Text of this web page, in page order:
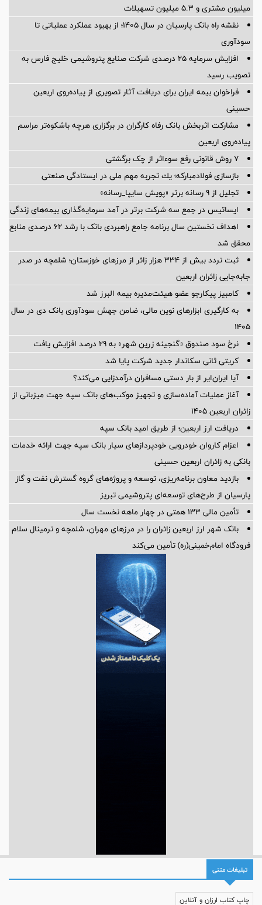
میلیون مشتری و ۵.۳ میلیون تسهیلات
نقشه راه بانک پارسیان در سال ۱۴۰۵؛ از بهبود عملکرد عملیاتی تا
سودآوری
افزایش سرمایه ۲۵ درصدی شرکت صنایع پتروشیمی خلیج فارس به
تصویب رسید
فراخوان بیمه ایران برای دریافت آثار تصویری از پیاده‌روی اربعین
حسینی
مشارکت اثربخش بانک رفاه کارگران در برگزاری هرچه باشکوه‌تر مراسم
پیاده‌روی اربعین
۷ روش قانونی رفع سوء‌اثر از چک برگشتی
بازسازی فولادمباركه؛ یك تجربه مهم ملی در ایستادگی صنعتی
تجلیل از ۹ رسانه برتر «پویش سایپا_رسانه»
ایساتیس در جمع سه شرکت برتر در آمد سرمایه‌گذاری بیمه‌های زندگی
اهداف نخستین سال برنامه جامع راهبردی بانک با رشد ۶۲ درصدی منابع
محقق شد
ثبت تردد بیش از ۳۳۴ هزار زائر از مرزهای خوزستان؛ شلمچه در صدر
جابه‌جایی زائران اربعین
کامبیز پیکارجو عضو هیئت‌مدیره بيمه البرز شد
به کارگیری ابزارهای نوین مالی، ضامن جهش سودآوری بانک دی در سال
۱۴۰۵
نرخ سود صندوق «گنجینه زرین شهر» به ۲۹ درصد افزایش یافت
کریتی ثانی سکاندار جدید شرکت پایا شد
آیا ایران‌ایر از بار دستی مسافران درآمدزایی می‌کند؟
آغاز عملیات آماده‌سازی و تجهیز موکب‌های بانک سپه جهت میزبانی از
زائران اربعین ۱۴۰۵
دریافت ارز اربعین؛ از طریق امید بانک سپه
اعزام کاروان خودرویی خودپردازهای سیار بانک سپه جهت ارائه خدمات
بانکی به زائران اربعین حسینی
بازدید معاون برنامه‌ریزی، توسعه و پروژه‌های گروه گسترش نفت و گاز
پارسیان از طرح‌های توسعه‌ای پتروشیمی تبریز
تأمین مالی 133 همتی در چهار ماهه نخست سال
بانک شهر ارز اربعین زائران را در مرزهای مهران، شلمچه و ترمینال سلام
فرودگاه امام‌خمینی(ره) تأمین می‌کند
تبلیغات متنی
چاپ کتاب ارزان و آنلاین